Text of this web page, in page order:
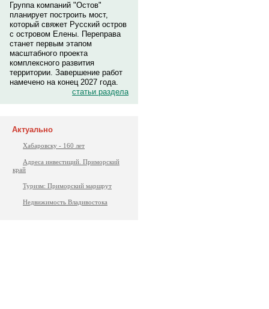
Группа компаний "Остов"
планирует построить мост,
который свяжет Русский остров
с островом Елены. Переправа
станет первым этапом
масштабного проекта
комплексного развития
территории. Завершение работ
намечено на конец 2027 года.
статьи раздела
Актуально
Хабаровску - 160 лет
Адреса инвестиций. Приморский
край
Туризм: Приморский маршрут
Недвижимость Владивостока